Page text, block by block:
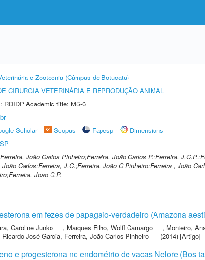
e Zootecnia (Câmpus de Botucatu)
CIRURGIA VETERINÁRIA E REPRODUÇÃO ANIMAL
RDIDP Academic title: MS-6
Scholar Scopus Fapesp
Dimensions
João Carlos Pinheiro;Ferreira, João Carlos P.;Ferreira,
Carlos;Ferreira, J.C.;Ferreira, João C Pinheiro;Ferreira , João
Joao C.P.
em fezes de papagaio-verdadeiro (Amazona
Caroline Junko , Marques Filho, Wolff Camargo , Monteiro,
Ricardo José Garcia, Ferreira, João Carlos Pinheiro (2014) [Artigo]
e progesterona no endométrio de vacas Nelore (Bos